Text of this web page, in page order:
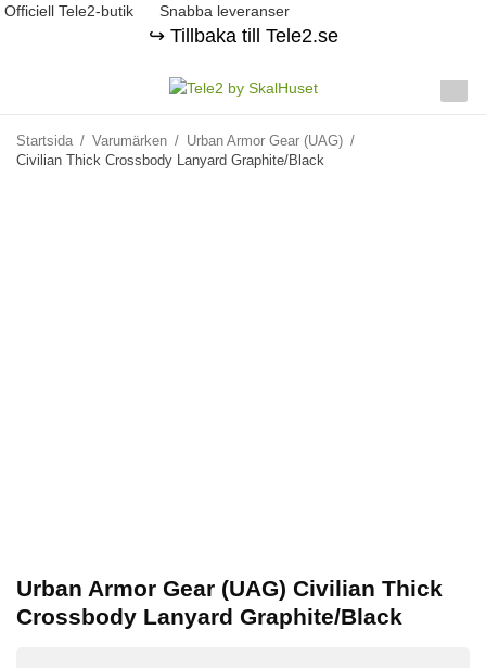
Officiell Tele2-butik Snabba leveranser
↪️ Tillbaka till Tele2.se
Startsida / Varumärken / Urban Armor Gear (UAG) /
Civilian Thick Crossbody Lanyard Graphite/Black
Urban Armor Gear (UAG) Civilian Thick
Crossbody Lanyard Graphite/Black